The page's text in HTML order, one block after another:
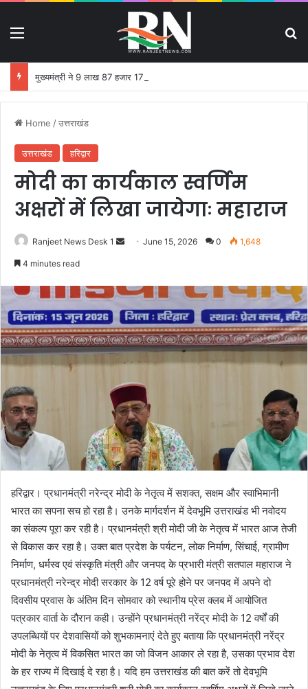
Home /उत्तराखंड
उत्तराखंड हरिद्वार
मोदी का कार्यकाल स्वर्णिम
अक्षरों में लिखा जायेगाः महाराज
Ranjeet News Desk 1
d
a
n
e
i
l
June 15, 2026 0 1,648
4 minutes read
हरिद्वार। प्रधानमंत्री नरेन्द्र मोदी के नेतृत्व में सशक्त, सक्षम और स्वाभिमानी
भारत का सपना सच हो रहा है। उनके मार्गदर्शन में देवभूमि उत्तराखंड भी नवोदय
का संकल्प पूरा कर रही है। प्रधानमंत्री श्री मोदी जी के नेतृत्व में भारत आज तेजी
से विकास कर रहा है। उक्त बात प्रदेश के पर्यटन, लोक निर्माण, सिंचाई, ग्रामीण
निर्माण, धर्मस्व एवं संस्कृति मंत्री और जनपद के प्रभारी मंत्री सतपाल महाराज ने
प्रधानमंत्री नरेन्द्र मोदी सरकार के 12 वर्ष पूरे होने पर जनपद में अपने दो
दिवसीय प्रवास के अंतिम दिन सोमवार को स्थानीय प्रेस क्लब में आयोजित
पत्रकार वार्ता के दौरान कही। उन्होंने प्रधानमंत्री नरेंद्र मोदी के 12 वर्षों की
उपलब्धियों पर देशवासियों को शुभकामनाएं देते हुए बताया कि प्रधानमंत्री नरेंद्र
मोदी के नेतृत्व में विकसित भारत का जो विजन आकार ले रहा है, उसका प्रभाव देश
के हर राज्य में दिखाई दे रहा है। यदि हम उत्तराखंड की बात करें तो देवभूमि